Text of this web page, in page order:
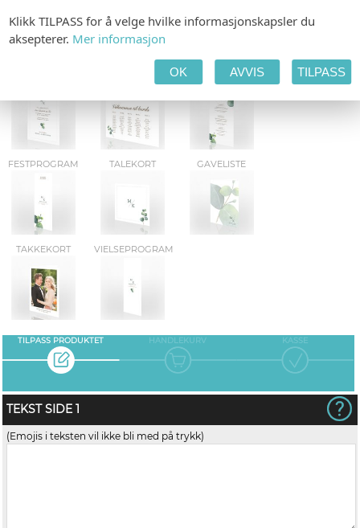
MENY
FESTPROGRAM TALEKORT GAVELISTE
TAKKEKORT VIELSEPROGRAM
TILPASS PRODUKTET HANDLEKURV KASSE
TEKST SIDE 1
(Emojis i teksten vil ikke bli med på trykk)
Klikk TILPASS for å velge hvilke informasjonskapsler du
aksepterer. Mer informasjon
OK AVVIS TILPASS